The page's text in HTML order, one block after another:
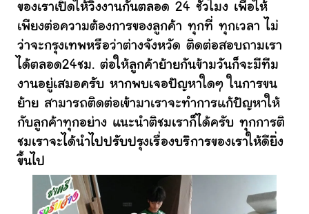
ของเราเปิดให้วิ่งงานกันตลอด 24 ชั่วโมง เพื่อให้
เพียงต่อความต้องการของลูกค้า ทุกที่ ทุกเวลา ไม่
ว่าจะกรุงเทพหรือว่าต่างจังหวัด ติดต่อสอบถามเรา
ได้ตลอด24ชม. ต่อให้ลูกค้าย้ายกันข้ามวันก็จะมีทีม
งานอยู่เสมอครับ หากพบเจอปัญหาใดๆ ในการขน
ย้าย สามารถติดต่อเข้ามาเราจะทำการแก้ปัญหาให้
กับลูกค้าทุกอย่าง แนะนำติชมเราก็ได้ครับ ทุกการติ
ชมเราจะได้นำไปปรับปรุงเรื่องบริการของเราให้ดียิ่ง
ขึ้นไป